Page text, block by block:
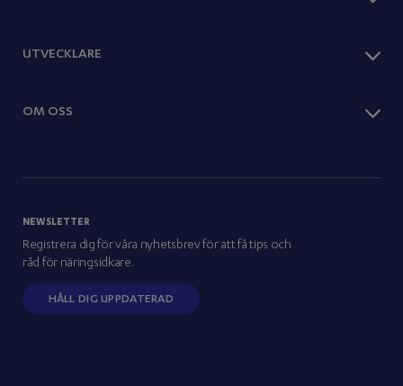
Webbutiksplattformar
Detaljhandel
Resor & turism
Bloggar
Rapporter
Nyheter
UTVECKLARE
Snabbstart
Webbutiksintegrationer
OM OSS
Careers
Press/newsroom
Partners
NEWSLETTER
Registrera dig för våra nyhetsbrev för att få tips och
råd för näringsidkare.
HÅLL DIG UPPDATERAD